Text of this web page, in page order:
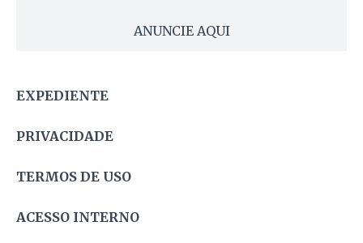
ANUNCIE AQUI
EXPEDIENTE
PRIVACIDADE
TERMOS DE USO
ACESSO INTERNO